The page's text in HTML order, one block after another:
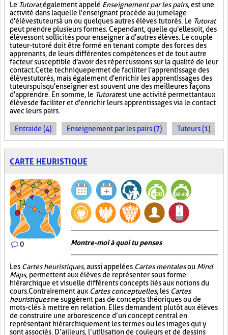
Le Tutorat, également appelé Enseignement par les pairs, est une
activité dans laquelle l'enseignant procède au jumelage
d'élèves tuteurs à un ou quelques autres élèves tutorés. Le Tutorat
peut prendre plusieurs formes. Cependant, quelle qu'elle soit, des
élèves sont sollicités pour enseigner à d'autres élèves. Le couple
tuteur-tutoré doit être formé en tenant compte des forces des
apprenants, de leurs différentes compétences et de tout autre
facteur susceptible d'avoir des répercussions sur la qualité de leur
contact. Cette technique permet de faciliter l'apprentissage des
élèves tutorés, mais également d'enrichir les apprentissages des
tuteurs puisqu'enseigner est souvent une des meilleures façons
d'apprendre. En somme, le Tutoratest une activité permettant aux
élèves de faciliter et d'enrichir leurs apprentissages via le contact
avec leurs pairs.
Entraide (4) Enseignement par les pairs (7) Tuteurs (1)
CARTE HEURISTIQUE
0 Montre-moi à quoi tu penses
Les Cartes heuristiques, aussi appelées Cartes mentalesou Mind
Maps, permettent aux élèves de représenter sous forme
hiérarchique et visuelle différents concepts liés aux notions du
cours. Contrairement aux Cartes conceptuelles, les Cartes
heuristiquesne suggèrent pas de concepts théoriques ou de
mots-clés à mettre en relation. Elles demandent plutôt aux élèves
de construire une arborescence d’un concept central en
représentant hiérarchiquement les termes ou les images qui y
sont associés. D’ailleurs, l’utilisation de couleurs et de dessins